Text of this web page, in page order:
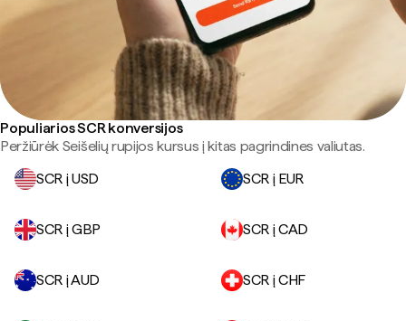
Populiarios SCR konversijos
Peržiūrėk Seišelių rupijos kursus į kitas pagrindines valiutas.
SCR į USD
SCR į EUR
SCR į GBP SCR į CAD
SCR į AUD SCR į CHF